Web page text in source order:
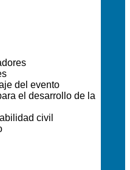
del evento
el desarrollo de la
civil